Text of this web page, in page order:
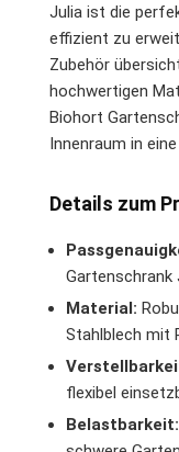
Julia ist die
effizient zu
Zubehör
hochwertigen
Biohort
Innenraum in
Details zum
Gartenschrank
Material:
Stahlblech mit
flexibel
Belastbarkeit: